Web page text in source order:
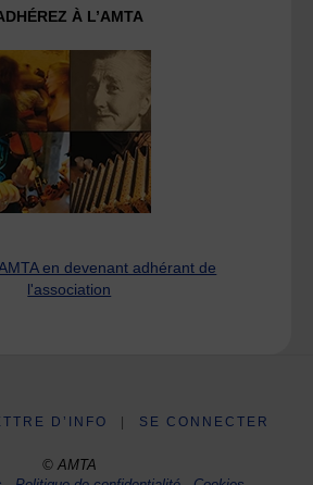
À L’AMTA
en devenant adhérant de
l'association
D’INFO SE CONNECTER
© AMTA